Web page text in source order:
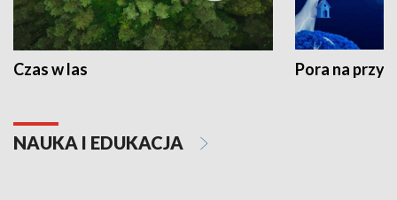
Czas w las Pora na
NAUKA I EDUKACJA